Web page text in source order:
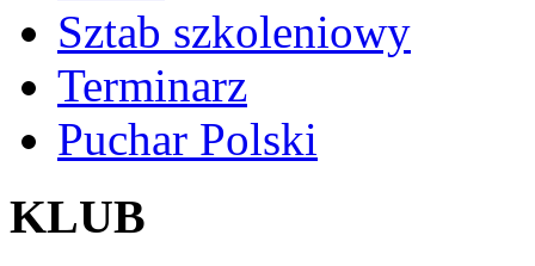
Sztab szkoleniowy
Terminarz
Puchar Polski
KLUB